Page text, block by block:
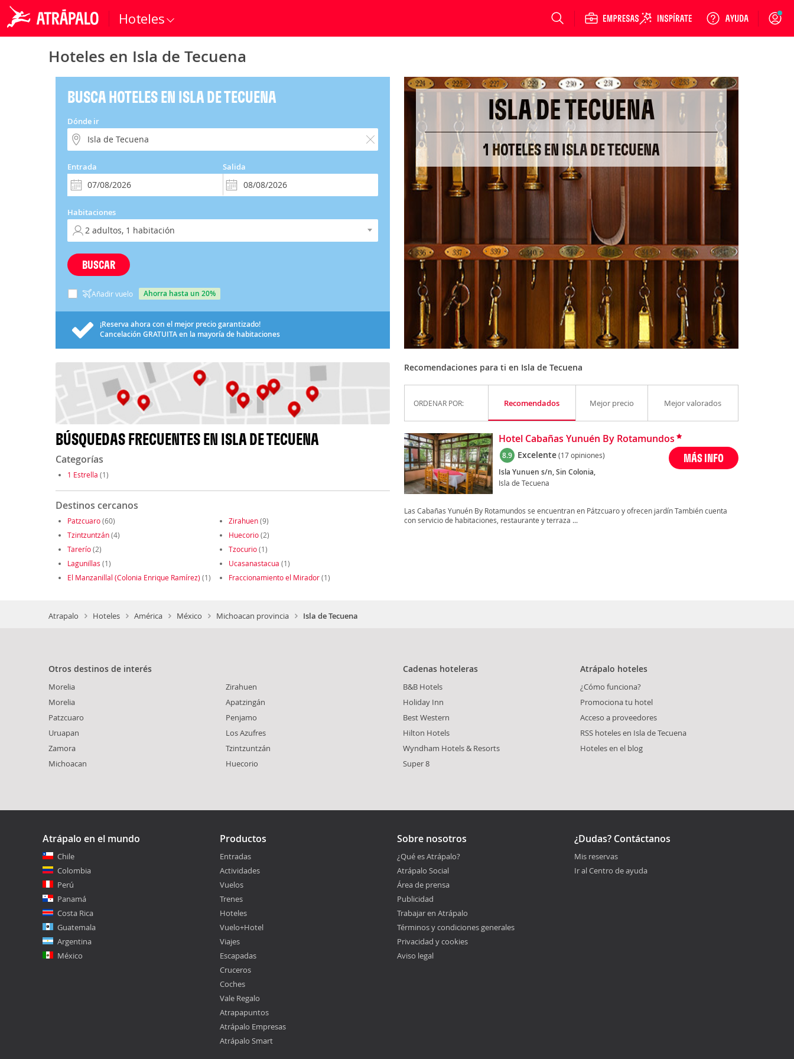
Hoteles Login
Hoteles en Isla de Tecuena
BUSCA HOTELES EN ISLA DE TECUENA
Dónde ir
Entrada Salida
Habitaciones
BUSCAR
Añadir vuelo ahorra hasta un 20%
¡Reserva ahora con el mejor precio garantizado!
Cancelación GRATUITAen la mayoría de habitaciones
BÚSQUEDAS FRECUENTES EN ISLA DE TECUENA
Categorías
1 Estrella (1)
Destinos cercanos
Patzcuaro(60) Zirahuen(9)
Tzintzuntzán(4) Huecorio(2)
Tarerío(2) Tzocurio(1)
Lagunillas (1) Ucasanastacua (1)
El Manzanillal (Colonia Enrique Ramírez) (1) Fraccionamiento el Mirador(1)
ISLA DE TECUENA
1 HOTELES EN ISLA DE TECUENA
Recomendaciones para ti en Isla de Tecuena
ORDENAR POR: Recomendados Mejor precio Mejor valorados
Hotel Cabañas Yunuén By Rotamundos
8.9 Excelente(17 opiniones)
Isla Yunuen s/n, Sin Colonia,
Isla de Tecuena
MÁS INFO
Las Cabañas Yunuén By Rotamundos se encuentran en Pátzcuaro y ofrecen jardín También cuenta
con servicio de habitaciones, restaurante y terraza ...
Atrapalo Hoteles América México Michoacan provincia Isla de Tecuena
Otros destinos de interés
Morelia
Morelia
Patzcuaro
Uruapan
Zamora
Michoacan
Zirahuen
Apatzingán
Penjamo
Los Azufres
Tzintzuntzán
Huecorio
Cadenas hoteleras
B&B Hotels
Holiday Inn
Best Western
Hilton Hotels
Wyndham Hotels & Resorts
Super 8
Atrápalo hoteles
¿Cómo funciona?
Promociona tu hotel
Acceso a proveedores
RSS hoteles en Isla de Tecuena
Hoteles en el blog
Atrápalo en el mundo
Chile
Colombia
Perú
Panamá
Costa Rica
Guatemala
Argentina
México
Productos
Entradas
Actividades
Vuelos
Trenes
Hoteles
Vuelo+Hotel
Viajes
Escapadas
Cruceros
Coches
Vale Regalo
Atrapapuntos
Atrápalo Empresas
Atrápalo Smart
Sobre nosotros
¿Qué es Atrápalo?
Atrápalo Social
Área de prensa
Publicidad
Trabajar en Atrápalo
Términos y condiciones generales
Privacidad y cookies
Aviso legal
¿Dudas? Contáctanos
Mis reservas
Ir al Centro de ayuda